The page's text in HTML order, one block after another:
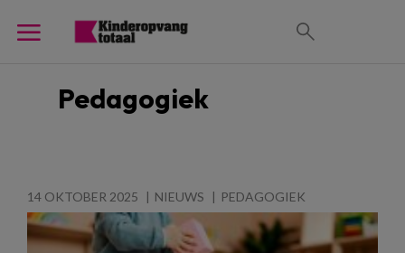
Pedagogiek
14 OKTOBER 2025 NIEUWS PEDAGOGIEK